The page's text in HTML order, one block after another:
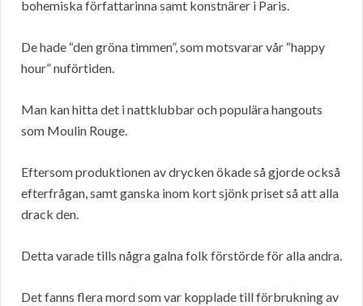
bohemiska författarinna samt konstnärer i Paris.
De hade “den gröna timmen”, som motsvarar vår “happy
hour” nuförtiden.
Man kan hitta det i nattklubbar och populära hangouts
som Moulin Rouge.
Eftersom produktionen av drycken ökade så gjorde också
efterfrågan, samt ganska inom kort sjönk priset så att alla
drack den.
Detta varade tills några galna folk förstörde för alla andra.
Det fanns flera mord som var kopplade till förbrukning av